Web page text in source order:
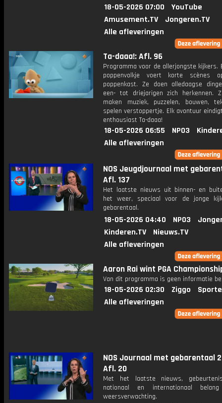
18-05-2026 07:00
YouTube
Amusement.TV
Jongeren.TV
Alle afleveringen
Ta-daaa!: Afl. 96
Programma voor de allerjongste kijkers.
poppenvolkje voert korte scènes
poppenkast. Ze doen alledaagse
een- tot driejarigen zich herkennen.
maken muziek, puzzelen, bouwen,
spelen verstoppertje. Elk avontuur
enthousiast Ta-daaa!
18-05-2026 06:55 NPO3
Alle afleveringen
NOS Jeugdjournaal met
Afl. 137
Het laatste nieuws uit binnen- en
het weer, speciaal voor de jonge
gebarentaal.
18-05-2026 04:40 NPO3
Kinderen.TV
Nieuws.TV
Alle afleveringen
Aaron Rai wint PGA
Van dit programma is geen informatie
18-05-2026 02:30 Ziggo
Alle afleveringen
NOS Journaal met gebarentaal
Afl. 20
Met het laatste nieuws,
nationaal en internationaal
weersverwachting.